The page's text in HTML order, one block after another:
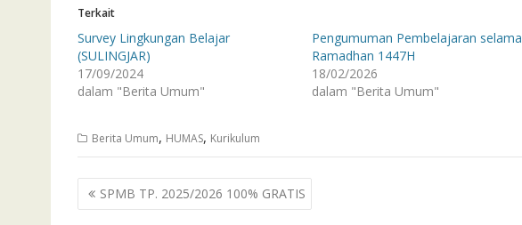
Terkait
Survey Lingkungan Belajar
(SULINGJAR)
17/09/2024
dalam "Berita Umum"
Pengumuman Pembelajaran selama
Ramadhan 1447H
18/02/2026
dalam "Berita Umum"
Berita Umum, HUMAS, Kurikulum
Navigasi
pos
SPMB TP. 2025/2026 100% GRATIS